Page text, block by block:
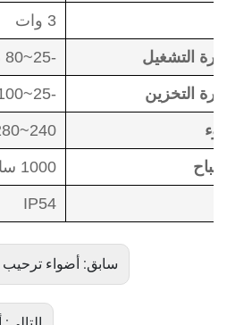
3 وات
التشغيل -25~80 درجة مئوية
التخزين -25~100 درجة مئوية
240~280 لومن
1000 ساعة
IP54
سابق: أضواء